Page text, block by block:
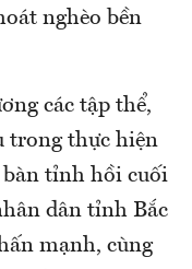
nghèo bền
các tập thể,
trong thực hiện
bàn tỉnh hồi cuối
dân tỉnh Bắc
mạnh, cùng